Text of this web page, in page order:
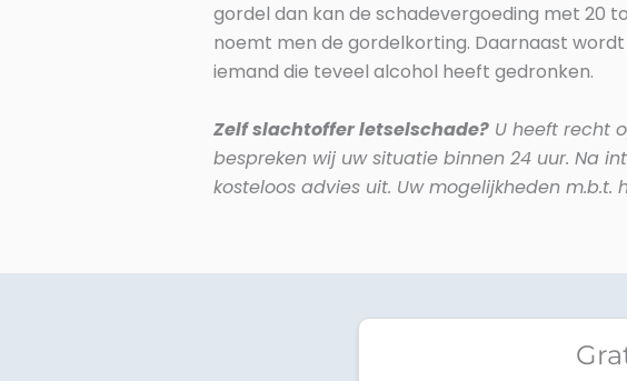
gordel dan kan de schadevergoeding met 20
noemt men de gordelkorting. Daarnaast
iemand die teveel alcohol heeft gedronken.
Zelf slachtoffer letselschade? U heeft recht
bespreken wij uw situatie binnen 24 uur. Na
kosteloos advies uit. Uw mogelijkheden